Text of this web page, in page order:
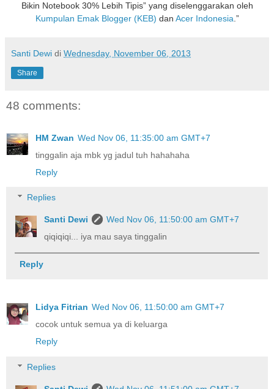
Bikin Notebook 30% Lebih Tipis” yang diselenggarakan oleh
Kumpulan Emak Blogger (KEB) dan Acer Indonesia .”
Santi Dewi di Wednesday, November 06, 2013
Share
48 comments:
HM Zwan Wed Nov 06, 11:35:00 am GMT+7
tinggalin aja mbk yg jadul tuh hahahaha
Reply
Replies
Santi Dewi
Wed Nov 06, 11:50:00 am GMT+7
qiqiqiqi... iya mau saya tinggalin
Reply
Lidya Fitrian Wed Nov 06, 11:50:00 am GMT+7
cocok untuk semua ya di keluarga
Reply
Replies